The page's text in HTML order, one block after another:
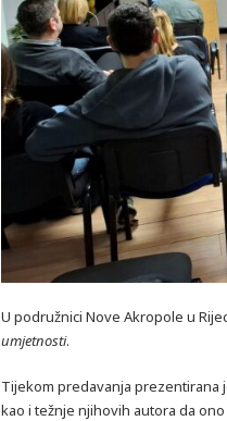
U podružnici Nove Akropole u
umjetnosti.
Tijekom predavanja prezentirana
kao i težnje njihovih autora da